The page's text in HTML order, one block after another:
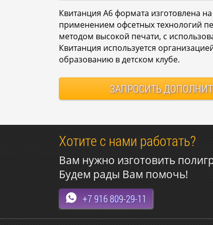
Квитанция А6 формата изготовлена
применением офсетных технологий
методом высокой печати, с
Квитанция используется
образованию в детском клубе.
ЗАПРОСИТЬ
Хотите с нами работать?
Вам нужно изготовить
Будем рады Вам помочь!
+7 916 809-29-11